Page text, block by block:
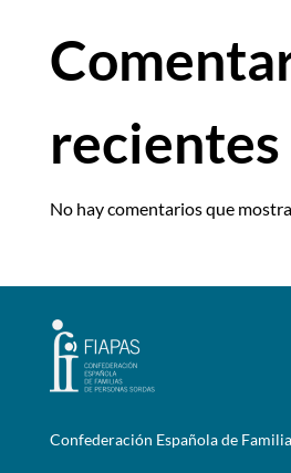
recientes
No hay comentarios que
Confederación Española de